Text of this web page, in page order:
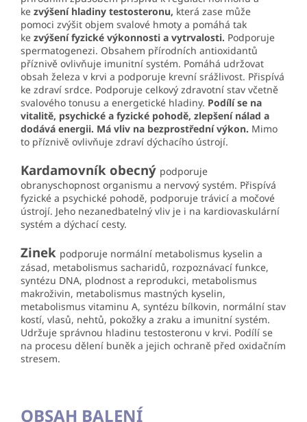
ke zvýšení hladiny testosteronu, která zase může
pomoci zvýšit objem svalové hmoty a pomáhá tak
ke zvýšení fyzické výkonnosti a vytrvalosti. Podporuje
spermatogenezi. Obsahem přírodních antioxidantů
příznivě ovlivňuje imunitní systém. Pomáhá udržovat
obsah železa v krvi a podporuje krevní srážlivost. Přispívá
ke zdraví srdce. Podporuje celkový zdravotní stav včetně
svalového tonusu a energetické hladiny. Podílí se na
vitalitě, psychické a fyzické pohodě, zlepšení nálad a
dodává energii. Má vliv na bezprostřední výkon. Mimo
to příznivě ovlivňuje zdraví dýchacího ústrojí.
Kardamovník obecný podporuje
obranyschopnost organismu a nervový systém. Přispívá
fyzické a psychické pohodě, podporuje trávicí a močové
ústrojí. Jeho nezanedbatelný vliv je i na kardiovaskulární
systém a dýchací cesty.
Zinek podporuje normální metabolismus kyselin a
zásad, metabolismus sacharidů, rozpoznávací funkce,
syntézu DNA, plodnost a reprodukci, metabolismus
makroživin, metabolismus mastných kyselin,
metabolismus vitaminu A, syntézu bílkovin, normální stav
kostí, vlasů, nehtů, pokožky a zraku a imunitní systém.
Udržuje správnou hladinu testosteronu v krvi. Podílí se
na procesu dělení buněk a jejich ochraně před oxidačním
stresem.
OBSAH BALENÍ